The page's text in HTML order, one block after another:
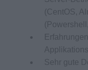
(CentOS,
Sehr gute